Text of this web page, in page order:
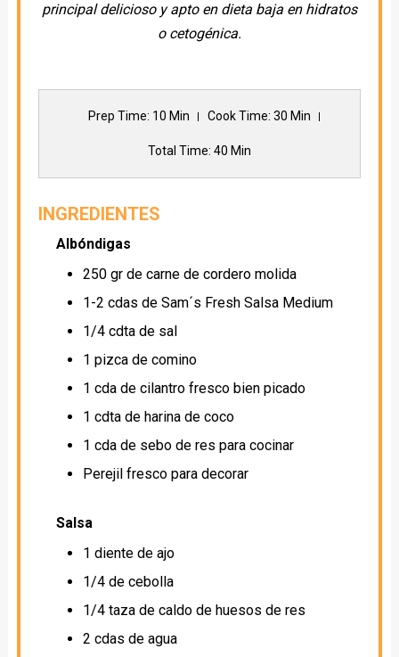
principal delicioso y apto en dieta baja en hidratos
o cetogénica.
Prep Time: 10 Min Cook Time: 30 Min
Total Time: 40 Min
INGREDIENTES
Albóndigas
250 gr de carne de cordero molida
1-2 cdas de Sam´s Fresh Salsa Medium
1/4 cdta de sal
1 pizca de comino
1 cda de cilantro fresco bien picado
1 cdta de harina de coco
1 cda de sebo de res para cocinar
Perejil fresco para decorar
Salsa
1 diente de ajo
1/4 de cebolla
1/4 taza de caldo de huesos de res
2 cdas de agua